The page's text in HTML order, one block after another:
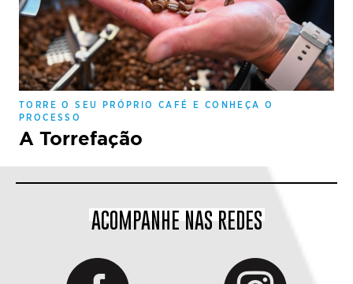
TORRE O SEU PRÓPRIO CAFÉ E CONHEÇA O
PROCESSO
A Torrefação
ACOMPANHE NAS REDES